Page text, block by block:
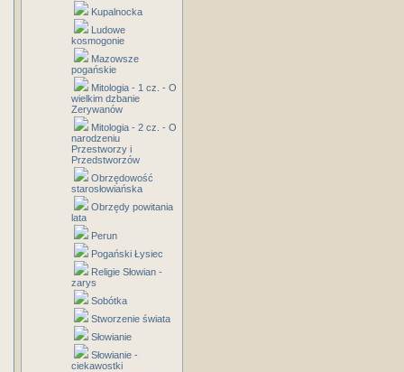
Kupalnocka
Ludowe
kosmogonie
Mazowsze
pogańskie
Mitologia - 1 cz. - O
wielkim dzbanie
Zerywanów
Mitologia - 2 cz. - O
narodzeniu
Przestworzy i
Przedstworzów
Obrzędowość
starosłowiańska
Obrzędy powitania
lata
Perun
Pogański Łysiec
Religie Słowian -
zarys
Sobótka
Stworzenie świata
Słowianie
Słowianie -
ciekawostki